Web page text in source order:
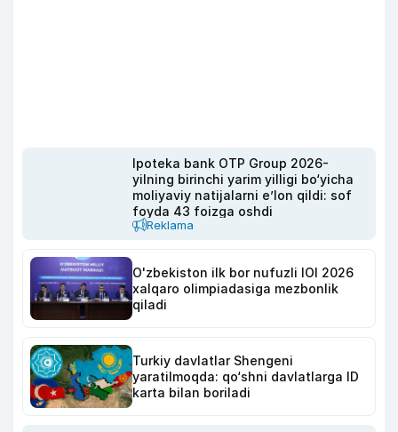
Ipoteka bank OTP Group 2026-
yilning birinchi yarim yilligi bo‘yicha
moliyaviy natijalarni e’lon qildi: sof
foyda 43 foizga oshdi
Reklama
O'zbekiston ilk bor nufuzli IOI 2026
xalqaro olimpiadasiga mezbonlik
qiladi
Turkiy davlatlar Shengeni
yaratilmoqda: qo‘shni davlatlarga ID
karta bilan boriladi